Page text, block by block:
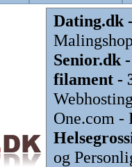
Dating.dk
Senior.dk
filament -
One.com -
og